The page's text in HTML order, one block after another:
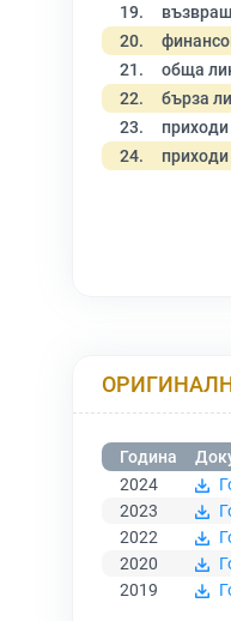
19.
20.
21. обща
22. бърза
23.
24.
Година
2024
2023
2022
2020
2019